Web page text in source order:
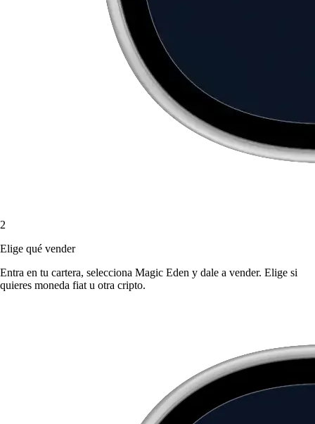
2
Elige qué vender
Entra en tu cartera, selecciona Magic Eden y dale a vender. Elige si
quieres moneda fiat u otra cripto.